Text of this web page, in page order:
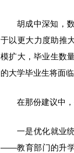
胡成中深知，
于以更大力度助推
模扩大，毕业生数
的大学毕业生将面临
在那份建议中
一是优化就业
——教育部门的升学